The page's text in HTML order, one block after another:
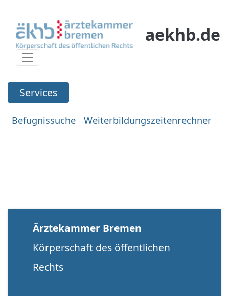
aekhb.de
Services
Services
Befugnissuche Weiterbildungszeitenrechner
Ärztekammer Bremen
Körperschaft des öffentlichen
Rechts